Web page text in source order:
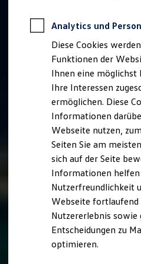
Zertifizierte
Für Privatkunden
Für
Leasing
Für Privatkunden
Für
Versicherungen &
Garantien
Kfz-
Wartungsverträge
Besitzer & Service
Reparatur & Service
Sommer-Special
Reparatur,
Servicetermin
Service-Vorteile
ServicePlus
Economy Service
Räder & Reifen
Ersatzfahrzeuge
Analytics und
Diese Cookies
Funktionen der
Ihnen eine
Ihre Interessen
ermöglichen. Diese
Informationen
Webseite nutzen,
Seiten Sie am
sich auf der Seite
Informationen helfen
Nutzerfreundlichkeit
Webseite fortlaufend
Nutzererlebnis sowie
Entscheidungen zu
optimieren.